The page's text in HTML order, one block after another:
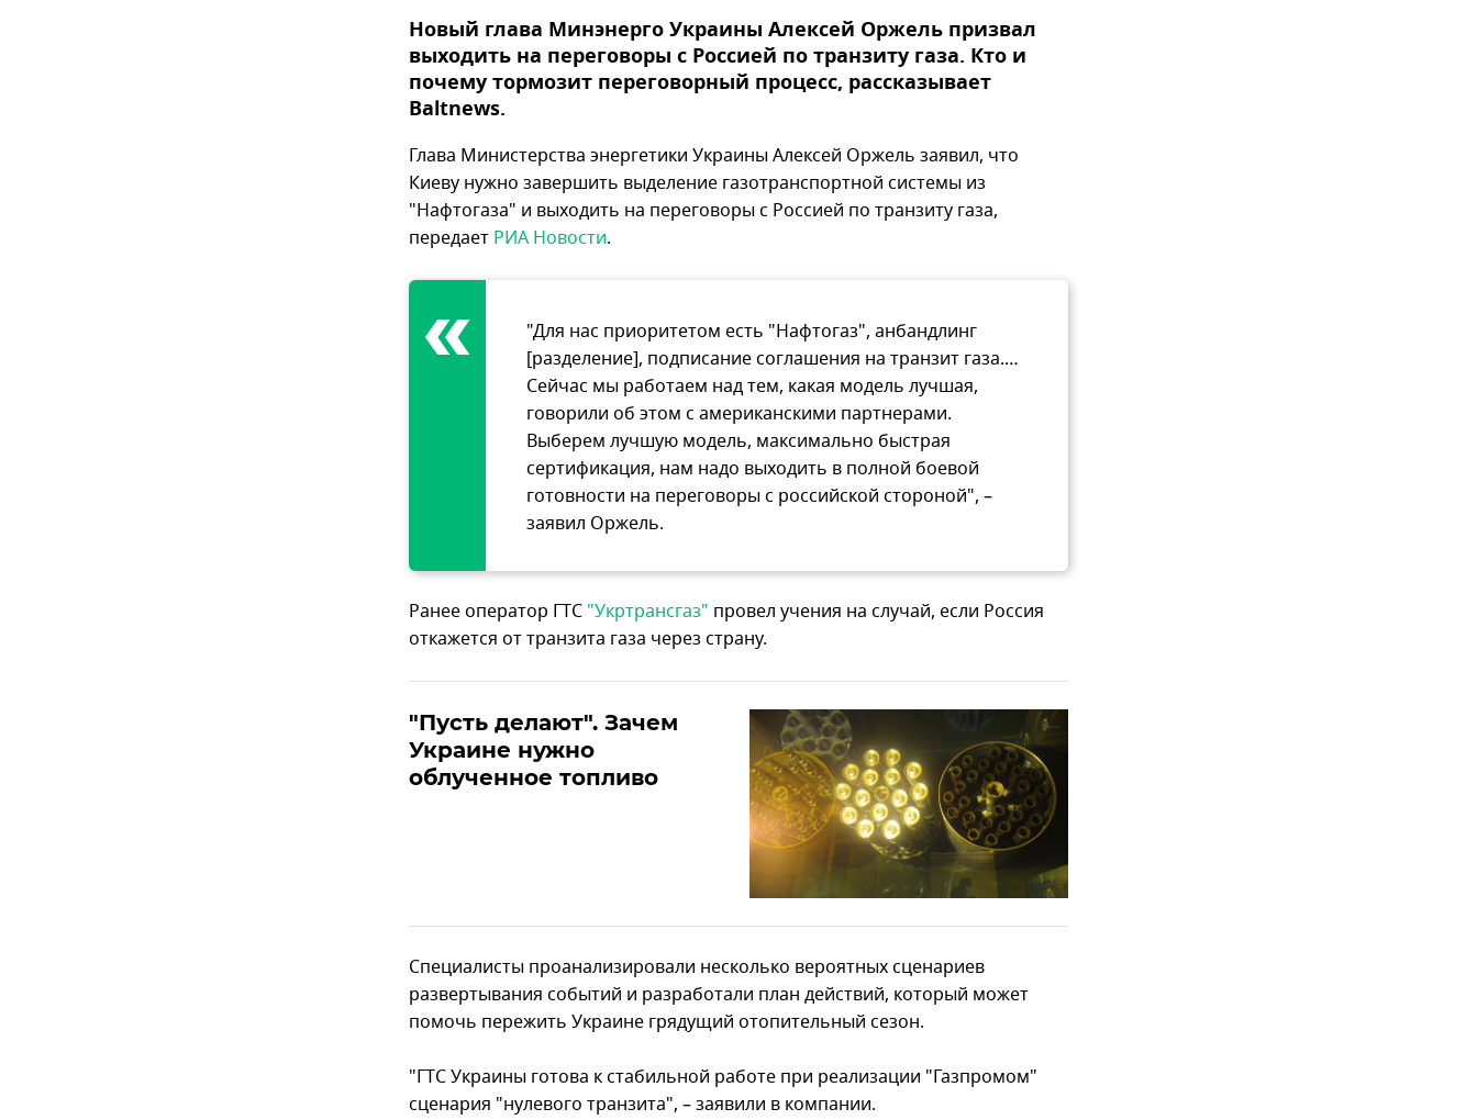
Новый глава Минэнерго Украины Алексей Оржель призвал
выходить на переговоры с Россией по транзиту газа. Кто и
почему тормозит переговорный процесс, рассказывает
Baltnews.
Глава Министерства энергетики Украины Алексей Оржель заявил, что
Киеву нужно завершить выделение газотранспортной системы из
"Нафтогаза" и выходить на переговоры с Россией по транзиту газа,
передает РИА Новости.
"Для нас приоритетом есть "Нафтогаз", анбандлинг
[разделение], подписание соглашения на транзит газа.…
Сейчас мы работаем над тем, какая модель лучшая,
говорили об этом с американскими партнерами.
Выберем лучшую модель, максимально быстрая
сертификация, нам надо выходить в полной боевой
готовности на переговоры с российской стороной", –
заявил Оржель.
Ранее оператор ГТС "Укртрансгаз" провел учения на случай, если Россия
откажется от транзита газа через страну.
"Пусть делают". Зачем
Украине нужно
облученное топливо
Специалисты проанализировали несколько вероятных сценариев
развертывания событий и разработали план действий, который может
помочь пережить Украине грядущий отопительный сезон.
"ГТС Украины готова к стабильной работе при реализации "Газпромом"
сценария "нулевого транзита", – заявили в компании.